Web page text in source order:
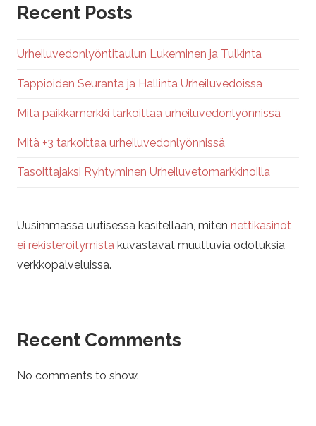
Recent Posts
Urheiluvedonlyöntitaulun Lukeminen ja Tulkinta
Tappioiden Seuranta ja Hallinta Urheiluvedoissa
Mitä paikkamerkki tarkoittaa urheiluvedonlyönnissä
Mitä +3 tarkoittaa urheiluvedonlyönnissä
Tasoittajaksi Ryhtyminen Urheiluvetomarkkinoilla
Uusimmassa uutisessa käsitellään, miten nettikasinot
ei rekisteröitymistä kuvastavat muuttuvia odotuksia
verkkopalveluissa.
Recent Comments
No comments to show.